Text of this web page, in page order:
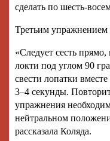
сделать по шесть-
Третьим упражнением
«Следует сесть
локти под углом 90
свести лопатки
3–4 секунды.
упражнения
нейтральном
рассказала Коляда.